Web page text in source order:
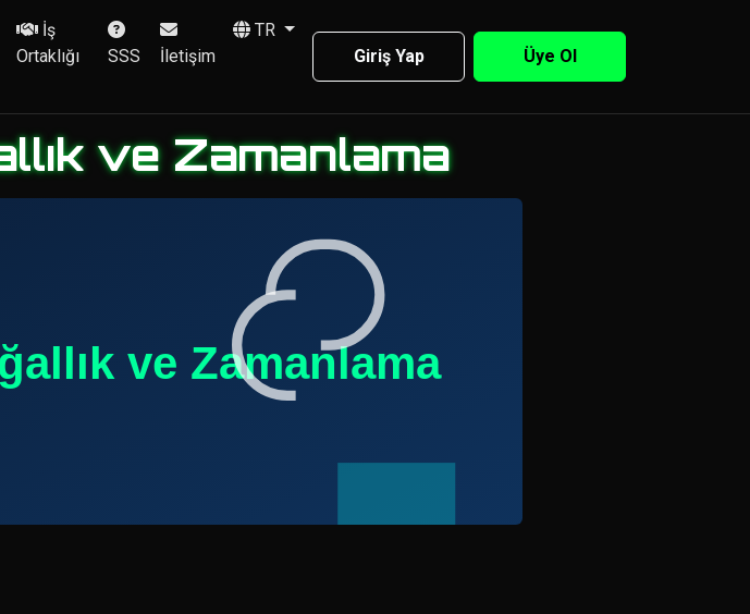
İş
Ortaklığı
SSS İletişim
TR
Giriş Yap
Üye Ol
ve Zamanlama